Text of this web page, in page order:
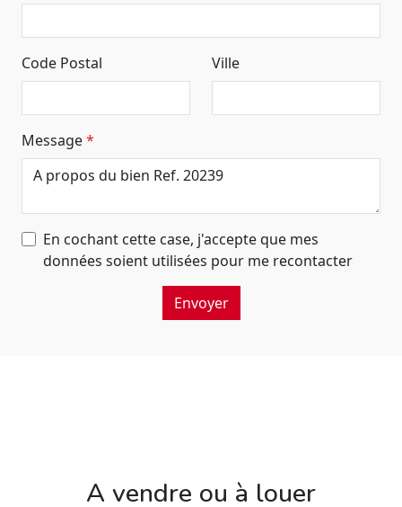
Code Postal Ville
Message
En cochant cette case, j'accepte que mes
données soient utilisées pour me recontacter
Envoyer
A vendre ou à louer